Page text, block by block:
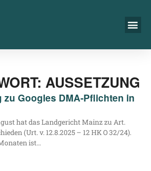
AUSSETZUNG
zu Googles DMA-Pflichten in
hat das Land­ge­richt Mainz zu Art.
(Urt. v. 12.8.2025 – 12 HK O 32/24).
ist…